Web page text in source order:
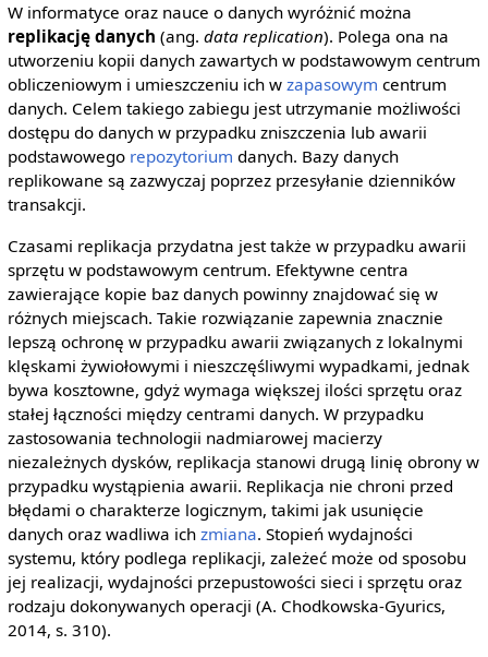
W informatyce oraz nauce o danych wyróżnić można
replikację danych (ang. data replication). Polega ona na
utworzeniu kopii danych zawartych w podstawowym centrum
obliczeniowym i umieszczeniu ich w zapasowym centrum
danych. Celem takiego zabiegu jest utrzymanie możliwości
dostępu do danych w przypadku zniszczenia lub awarii
podstawowego repozytorium danych. Bazy danych
replikowane są zazwyczaj poprzez przesyłanie dzienników
transakcji.
Czasami replikacja przydatna jest także w przypadku awarii
sprzętu w podstawowym centrum. Efektywne centra
zawierające kopie baz danych powinny znajdować się w
różnych miejscach. Takie rozwiązanie zapewnia znacznie
lepszą ochronę w przypadku awarii związanych z lokalnymi
klęskami żywiołowymi i nieszczęśliwymi wypadkami, jednak
bywa kosztowne, gdyż wymaga większej ilości sprzętu oraz
stałej łączności między centrami danych. W przypadku
zastosowania technologii nadmiarowej macierzy
niezależnych dysków, replikacja stanowi drugą linię obrony w
przypadku wystąpienia awarii. Replikacja nie chroni przed
błędami o charakterze logicznym, takimi jak usunięcie
danych oraz wadliwa ich zmiana. Stopień wydajności
systemu, który podlega replikacji, zależeć może od sposobu
jej realizacji, wydajności przepustowości sieci i sprzętu oraz
rodzaju dokonywanych operacji (A. Chodkowska-Gyurics,
2014, s. 310).